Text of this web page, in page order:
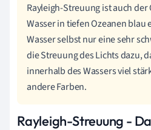
Rayleigh-Streuung ist auch
Wasser in tiefen Ozeanen
Wasser selbst nur eine sehr
die Streuung des Lichts dazu,
innerhalb des Wassers viel
andere Farben.
Rayleigh-Streuung -